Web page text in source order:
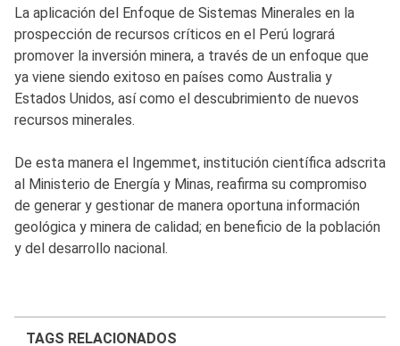
La aplicación del Enfoque de Sistemas Minerales en la
prospección de recursos críticos en el Perú logrará
promover la inversión minera, a través de un enfoque que
ya viene siendo exitoso en países como Australia y
Estados Unidos, así como el descubrimiento de nuevos
recursos minerales.
De esta manera el Ingemmet, institución científica adscrita
al Ministerio de Energía y Minas, reafirma su compromiso
de generar y gestionar de manera oportuna información
geológica y minera de calidad; en beneficio de la población
y del desarrollo nacional.
TAGS RELACIONADOS